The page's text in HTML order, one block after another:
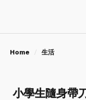
Home 生活
小學生隨身帶